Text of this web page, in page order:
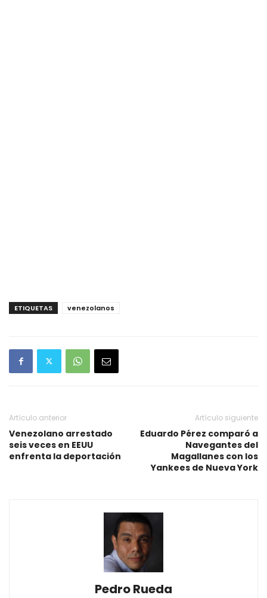
ETIQUETAS venezolanos
Artículo anterior
Venezolano arrestado
seis veces en EEUU
enfrenta la deportación
Artículo siguiente
Eduardo Pérez comparó a
Navegantes del
Magallanes con los
Yankees de Nueva York
Pedro Rueda